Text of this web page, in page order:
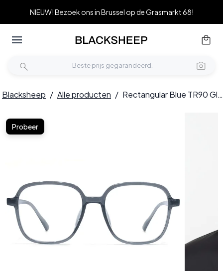
NIEUW! Bezoek ons in Brussel op de Grasmarkt 68!
Blacksheep / Alle producten / Rectangular Blue TR90 Glasses #BS1924-0150
Probeer